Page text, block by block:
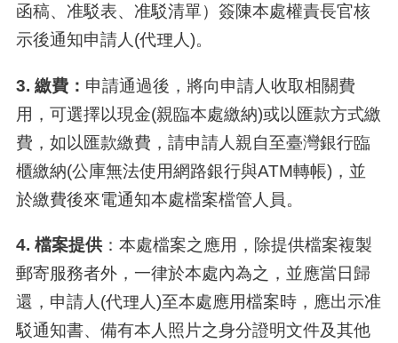
函稿、准駁表、准駁清單）簽陳本處權責長官核
示後通知申請人(代理人)。
3. 繳費： 申請通過後，將向申請人收取相關費
用，可選擇以現金(親臨本處繳納)或以匯款方式繳
費，如以匯款繳費，請申請人親自至臺灣銀行臨
櫃繳納(公庫無法使用網路銀行與ATM轉帳) ，並
於繳費後來電通知本處檔案檔管人員。
4. 檔案提供：本處檔案之應用，除提供檔案複製
郵寄服務者外，一律於本處內為之，並應當日歸
還，申請人 (代理人)至本處應用檔案時，應出示准
駁通知書、備有本人照片之身分證明文件及其他